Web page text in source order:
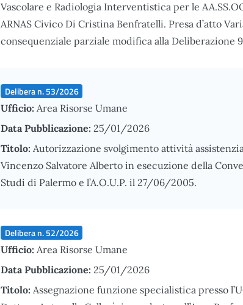
Vascolare e Radiologia Interventistica per le
ARNAS Civico Di Cristina Benfratelli. Presa d’atto
consequenziale parziale modifica alla Deliberazione
Delibera n. 53/2026
Ufficio: Area Risorse Umane
Data Pubblicazione: 25/01/2026
Titolo: Autorizzazione svolgimento attività
Vincenzo Salvatore Alberto in esecuzione della
Studi di Palermo e l’A.O.U.P. il 27/06/2005.
Delibera n. 52/2026
Ufficio: Area Risorse Umane
Data Pubblicazione: 25/01/2026
Titolo: Assegnazione funzione specialistica presso